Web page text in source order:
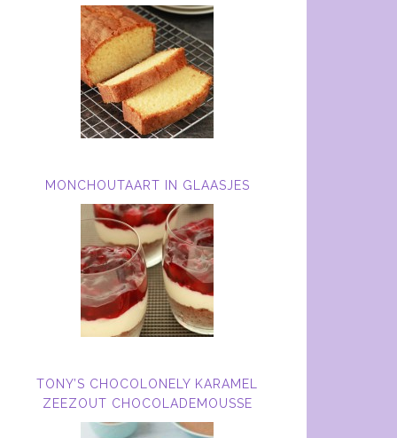
MONCHOUTAART IN GLAASJES
TONY’S CHOCOLONELY KARAMEL
ZEEZOUT CHOCOLADEMOUSSE